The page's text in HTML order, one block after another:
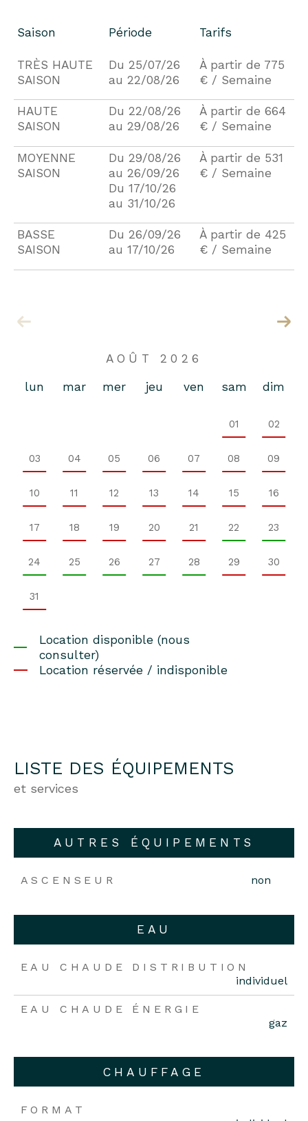
Saison Période Tarifs
TRÈS HAUTE
SAISON
Du 25/07/26
au 22/08/26
À partir de 775
€ / Semaine
HAUTE
SAISON
Du 22/08/26
au 29/08/26
À partir de 664
€ / Semaine
MOYENNE
SAISON
Du 29/08/26
au 26/09/26
Du 17/10/26
au 31/10/26
À partir de 531
€ / Semaine
BASSE
SAISON
Du 26/09/26
au 17/10/26
À partir de 425
€ / Semaine
AOÛT 2026
lun mar mer jeu ven sam dim
01 02
03 04 05 06 07 08 09
10 11 12 13 14 15 16
17 18 19 20 21 22 23
24 25 26 27 28 29 30
31
Location disponible (nous
consulter)
Location réservée / indisponible
LISTE DES ÉQUIPEMENTS
et services
AUTRES ÉQUIPEMENTS
ASCENSEUR non
EAU
EAU CHAUDE DISTRIBUTION
individuel
EAU CHAUDE ÉNERGIE
gaz
CHAUFFAGE
FORMAT